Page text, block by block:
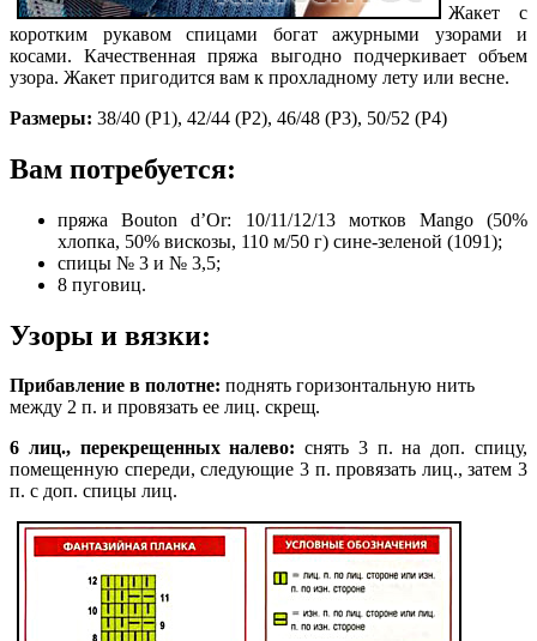
Жакет с
коротким рукавом спицами богат ажурными узорами и
косами. Качественная пряжа выгодно подчеркивает объем
узора. Жакет пригодится вам к прохладному лету или весне.
Размеры: 38/40 (P1), 42/44 (Р2), 46/48 (Р3), 50/52 (Р4)
Вам потребуется:
пряжа Bouton d’Or: 10/11/12/13 мотков Mango (50%
хлопка, 50% вискозы, 110 м/50 г) сине-зеленой (1091);
спицы № 3 и № 3,5;
8 пуговиц.
Узоры и вязки:
Прибавление в полотне: поднять горизонтальную нить
между 2 п. и провязать ее лиц. скрещ.
6 лиц., перекрещенных налево: снять 3 п. на доп. спицу,
помещенную спереди, следующие 3 п. провязать лиц., затем 3
п. с доп. спицы лиц.